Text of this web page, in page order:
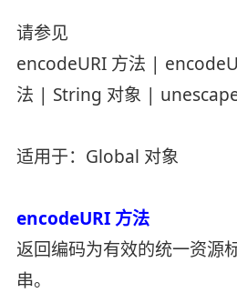
请参见
encodeURI 方法 |
法 | String 对象 |
适用于：Global 对象
encodeURI 方法
返回编码为有效的统一资源
串。